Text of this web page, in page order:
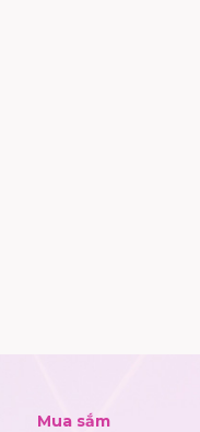
Mua sắm